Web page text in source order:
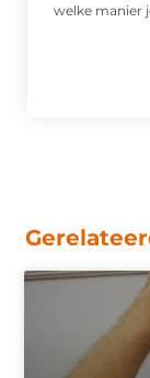
welke manier